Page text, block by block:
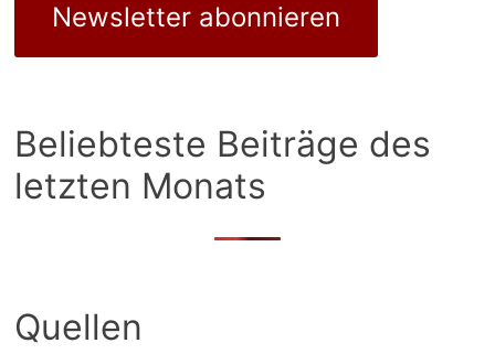
Newsletter abonnieren
Beliebteste Beiträge des
letzten Monats
Quellen